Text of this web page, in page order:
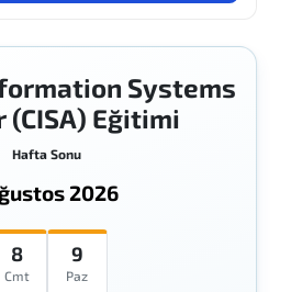
Systems
Eğitimi
Hafta Sonu
2026
8
Cmt
9
Paz